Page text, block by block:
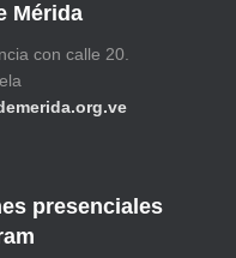
Mérida
con calle 20.
presenciales